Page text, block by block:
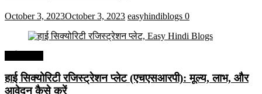
October 3, 2023October 3, 2023 easyhindiblogs 0
हाई सिक्योरिटी रजिस्ट्रेशन प्लेट (एचएसआरपी): मूल्य, लाभ, और
आवेदन कैसे करें